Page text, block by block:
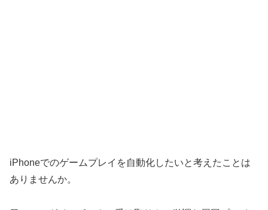
iPhoneでのゲームプレイを自動化したいと考えたことは
ありませんか。